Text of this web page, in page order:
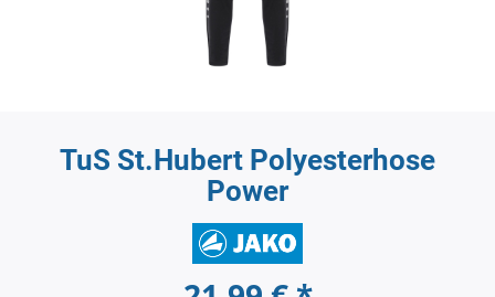
TuS St.Hubert Polyesterhose
Power